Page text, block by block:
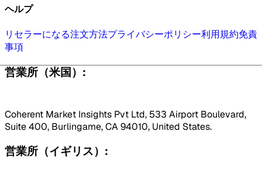
ヘルプ
リセラーになる注文方法プライバシーポリシー利用規約免責
事項
営業所（米国）:
Coherent Market Insights Pvt Ltd, 533 Airport Boulevard,
Suite 400, Burlingame, CA 94010, United States.
営業所（イギリス）: